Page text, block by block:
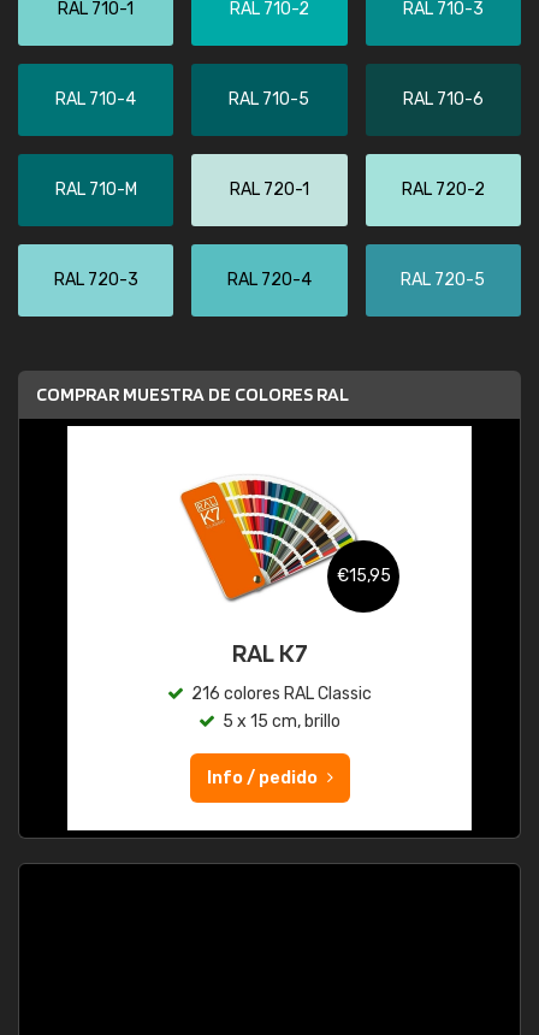
RAL 710-1 RAL 710-2 RAL 710-3
RAL 710-4 RAL 710-5 RAL 710-6
RAL 710-M RAL 720-1 RAL 720-2
RAL 720-3 RAL 720-4 RAL 720-5
COMPRAR MUESTRA DE COLORES RAL
€15,95
RAL K7
216 colores RAL Classic
5 x 15 cm, brillo
Info / pedido